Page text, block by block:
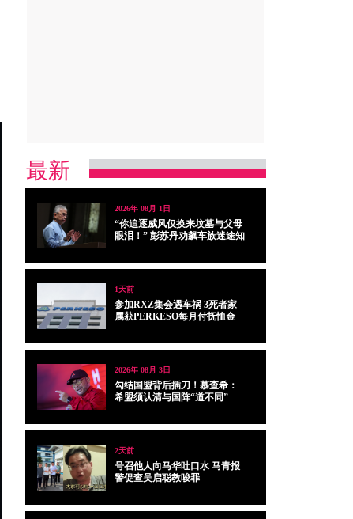
最新
2026年 08月 1日
“你追逐威风仅换来坟墓与父母
眼泪！” 彭苏丹劝飙车族迷途知
1天前
参加RXZ集会遇车祸 3死者家
属获PERKESO每月付抚恤金
2026年 08月 3日
勾结国盟背后插刀！慕查希：
希盟须认清与国阵“道不同”
2天前
号召他人向马华吐口水 马青报
警促查吴启聪教唆罪